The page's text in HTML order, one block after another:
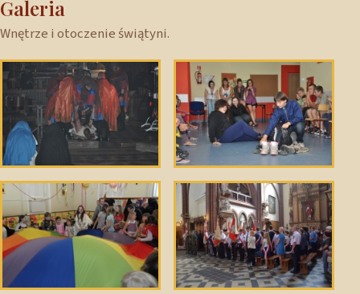
Galeria
Wnętrze i otoczenie świątyni.